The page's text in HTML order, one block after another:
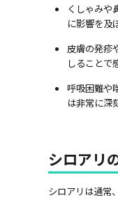
くしゃみや
に影響を及
皮膚の発疹
しることで
呼吸困難や
は非常に深
シロアリ
シロアリは通常